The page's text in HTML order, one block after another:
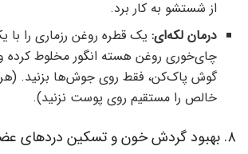
از شستشو به کار برد.
درمان لکه‌ای: یک قطره روغن رزماری را با
چای‌خوری روغن هسته انگور مخلوط کرده و
گوش پاک‌کن، فقط روی جوش‌ها بزنید.
خالص را مستقیم روی پوست نزنید).
۸. بهبود گردش خون و تسکین دردهای عضلانی